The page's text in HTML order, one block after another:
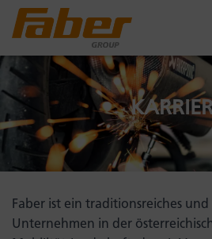
Faber ist ein traditionsreiches
Unternehmen in der